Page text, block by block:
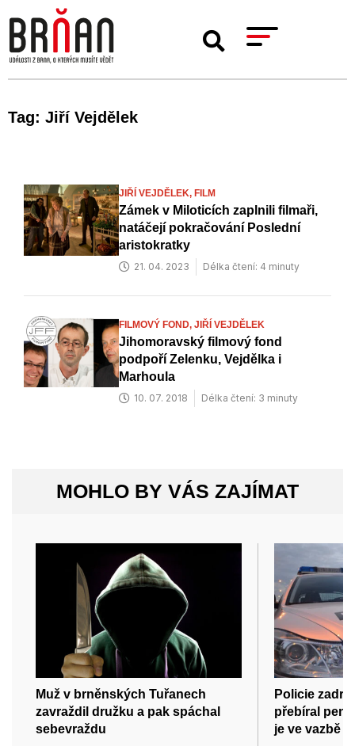
Tag: Jiří Vejdělek
JIŘÍ VEJDĚLEK, FILM
Zámek v Miloticích zaplnili filmaři,
natáčejí pokračování Poslední
aristokratky
21. 04. 2023 Délka čtení: 4 minuty
FILMOVÝ FOND, JIŘÍ VEJDĚLEK
Jihomoravský filmový fond
podpoří Zelenku, Vejdělka i
Marhoula
10. 07. 2018 Délka čtení: 3 minuty
MOHLO BY VÁS ZAJÍMAT
Muž v brněnských Tuřanech
zavraždil družku a pak spáchal
sebevraždu
Policie
přebíral
je ve vazbě